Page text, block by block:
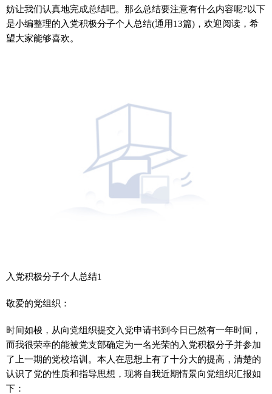
妨让我们认真地完成总结吧。那么总结要注意有什么内容呢?以下
是小编整理的入党积极分子个人总结(通用13篇)，欢迎阅读，希
望大家能够喜欢。
入党积极分子个人总结1
敬爱的党组织：
时间如梭，从向党组织提交入党申请书到今日已然有一年时间，
而我很荣幸的能被党支部确定为一名光荣的入党积极分子并参加
了上一期的党校培训。本人在思想上有了十分大的提高，清楚的
认识了党的性质和指导思想，现将自我近期情景向党组织汇报如
下：